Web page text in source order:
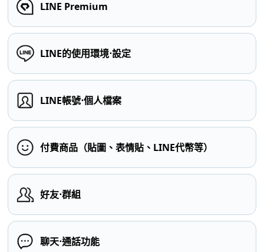
LINE Premium
LINE的使用環境⋅設定
LINE帳號⋅個人檔案
付費商品（貼圖、表情貼、LINE代幣等）
好友⋅群組
聊天⋅通話功能